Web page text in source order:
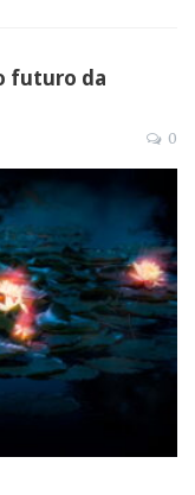
futuro da
0